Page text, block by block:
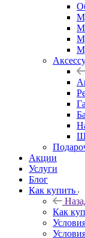
Акции
Услуги
Блог
Как купить
Как